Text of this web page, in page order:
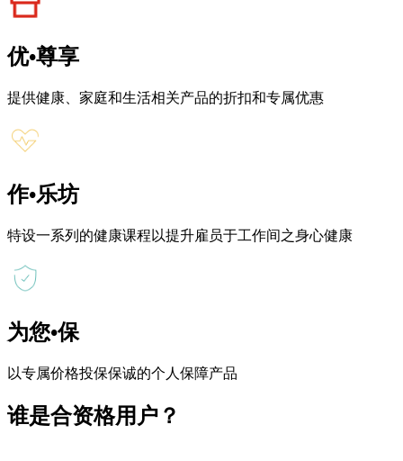
优•尊享
提供健康、家庭和生活相关产品的折扣和专属优惠
作•乐坊
特设一系列的健康课程以提升雇员于工作间之身心健康
为您•保
以专属价格投保保诚的个人保障产品
谁是合资格用户？